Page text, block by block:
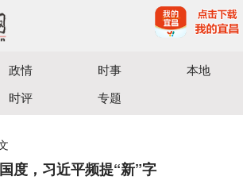
主办
政情 时事
本地
时评 专题
度，习近平频提“新”字